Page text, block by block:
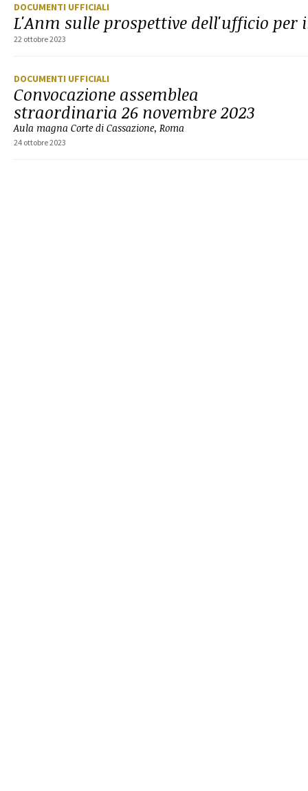
DOCUMENTI UFFICIALI
L'Anm sulle prospettive dell'ufficio per
22 ottobre 2023
DOCUMENTI UFFICIALI
Convocazione assemblea
straordinaria 26 novembre 2023
Aula magna Corte di Cassazione, Roma
24 ottobre 2023